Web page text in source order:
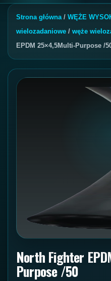
Strona główna/ WĘŻE
wielozadaniowe / węże
EPDM 25×4,5Multi-Purpose /
North Fighter
Purpose /50